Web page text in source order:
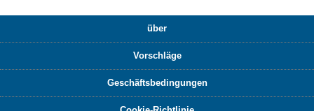
über
Vorschläge
Geschäftsbedingungen